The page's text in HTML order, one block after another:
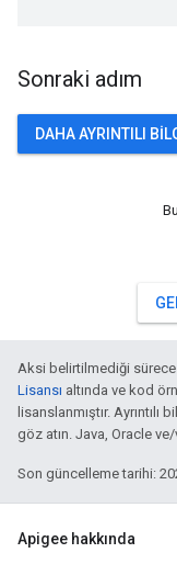
Sonraki adım
DAHA AYRINTILI
Aksi belirtilmediği sürece
Lisansı altında ve kod
lisanslanmıştır. Ayrıntılı
göz atın. Java, Oracle
Son güncelleme tarihi:
Apigee hakkında